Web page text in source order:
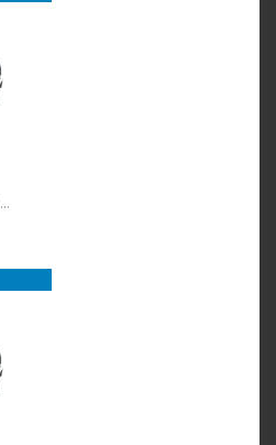
Fiches NEUTRIK XLR fem. coudée / XLR mâle - 5 m